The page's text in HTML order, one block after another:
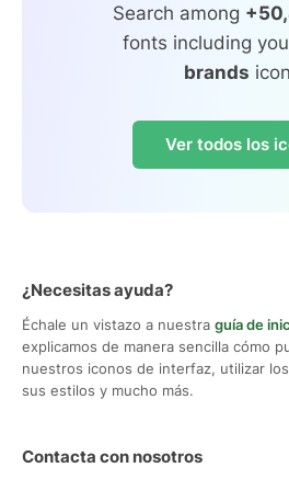
Search among
fonts including
brands
Ver todos los
¿Necesitas ayuda?
Échale un vistazo a nuestra guía de
explicamos de manera sencilla cómo
nuestros iconos de interfaz, utilizar
sus estilos y mucho más.
Contacta con nosotros